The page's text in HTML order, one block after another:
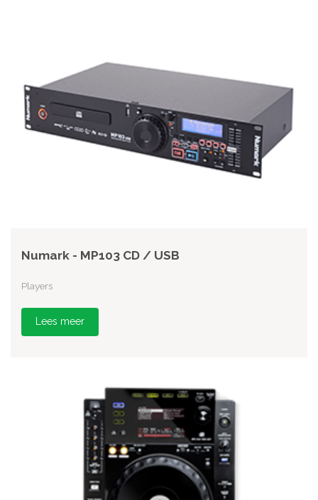
Numark - MP103 CD / USB
Players
Lees meer